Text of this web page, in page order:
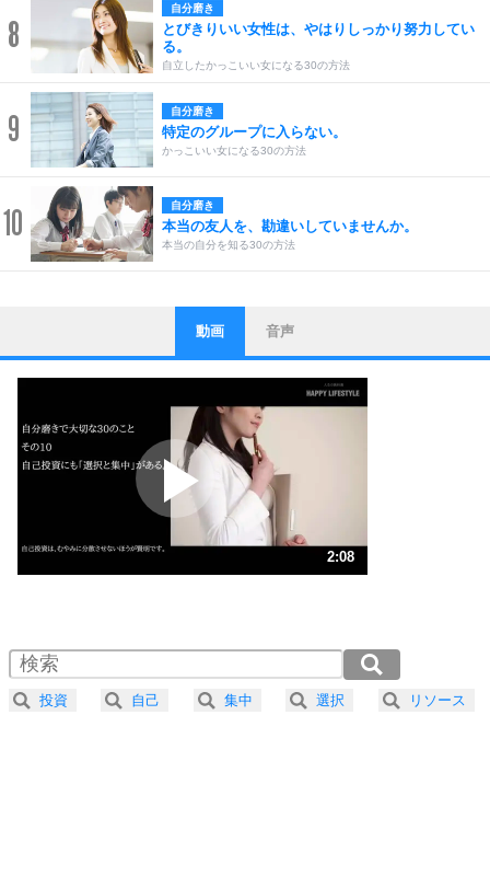
8
自分磨き
とびきりいい女性は、やはりしっかり努力してい
る。
自立したかっこいい女になる30の方法
9 自分磨き
特定のグループに入らない。
かっこいい女になる30の方法
10 自分磨き
本当の友人を、勘違いしていませんか。
本当の自分を知る30の方法
1
ストレス対策
他人と比べない。
いっそのこと、他人を見ない。
いらいらしない人になる30の方法
プラス思考
ポジティブになれない原因は、行動しないから。
ポジティブ思考になる30の方法
ストレス対策
人生、なんとかなるもの。
気楽に生きる30の方法
4 器の大きい人は、怒りを優しさで表現する。
プラス思考
動画 音声
2:08
2.0倍速 （252KB 1分4秒）
2.5倍速 （201KB 51秒）
3.0倍速 （168KB 42秒）
投資 自己 集中 選択 リソース